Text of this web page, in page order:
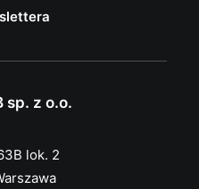
sp. z o.o.
lok. 2